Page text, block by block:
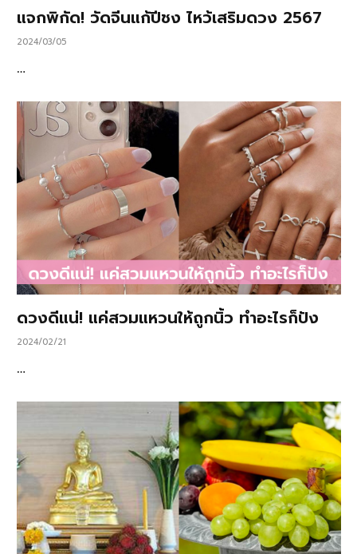
แจกพิกัด! วัดจีนแก้ปีชง ไหว้เสริมดวง 2567
2024/03/05
…
ดวงดีแน่! แค่สวมแหวนให้ถูกนิ้ว ทำอะไรก็ปัง
2024/02/21
…